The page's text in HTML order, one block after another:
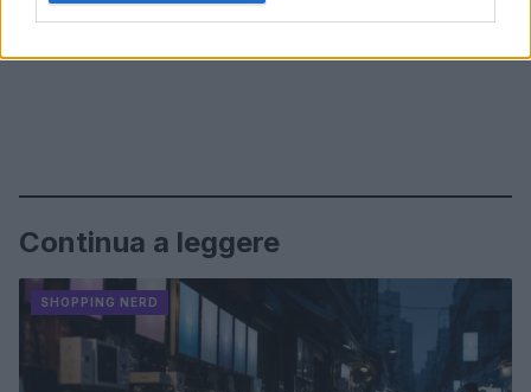
Continua a leggere
SHOPPING NERD